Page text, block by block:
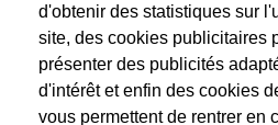
d'obtenir des statistiques sur
site, des cookies publicitaires
présenter des publicités
d'intérêt et enfin des cookies
vous permettent de rentrer en